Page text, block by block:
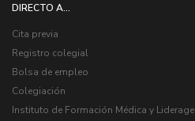
DIRECTO A...
Cita previa
Registro colegial
Bolsa de empleo
Colegiación
Instituto de Formación Médica y Liderage